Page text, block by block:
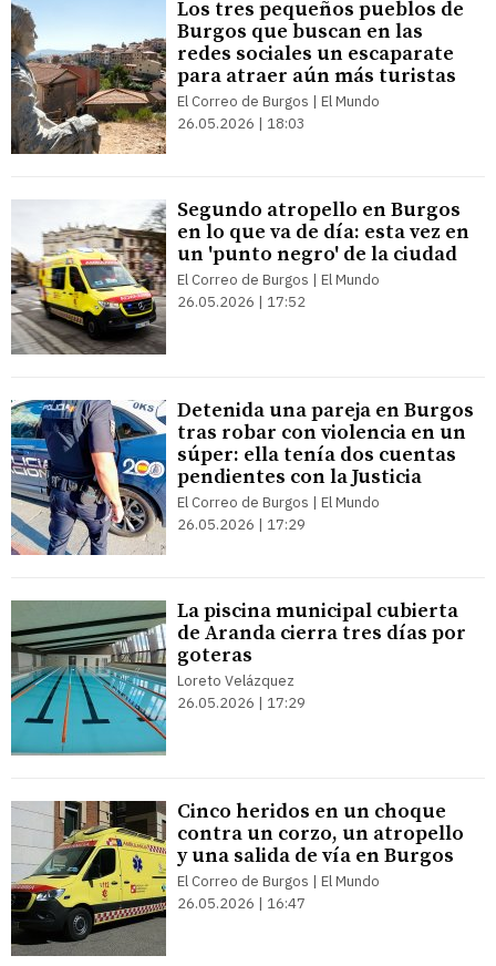
Los tres pequeños pueblos de
Burgos que buscan en las
redes sociales un escaparate
para atraer aún más turistas
El Correo de Burgos | El Mundo
26.05.2026 | 18:03
Segundo atropello en Burgos
en lo que va de día: esta vez en
un 'punto negro' de la ciudad
El Correo de Burgos | El Mundo
26.05.2026 | 17:52
Detenida una pareja en Burgos
tras robar con violencia en un
súper: ella tenía dos cuentas
pendientes con la Justicia
El Correo de Burgos | El Mundo
26.05.2026 | 17:29
La piscina municipal cubierta
de Aranda cierra tres días por
goteras
Loreto Velázquez
26.05.2026 | 17:29
Cinco heridos en un choque
contra un corzo, un atropello
y una salida de vía en Burgos
El Correo de Burgos | El Mundo
26.05.2026 | 16:47